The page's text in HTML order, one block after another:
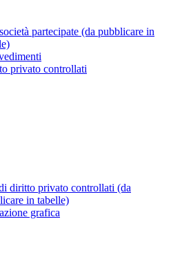
partecipate (da pubblicare in
privato controllati
diritto privato controllati (da
in tabelle)
grafica